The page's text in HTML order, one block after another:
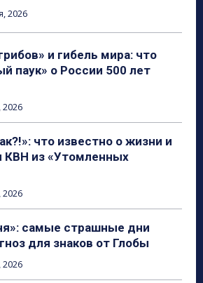
2026
и гибель мира: что
паук» о России 500 лет
что известно о жизни и
КВН из «Утомленных
самые страшные дни
для знаков от Глобы